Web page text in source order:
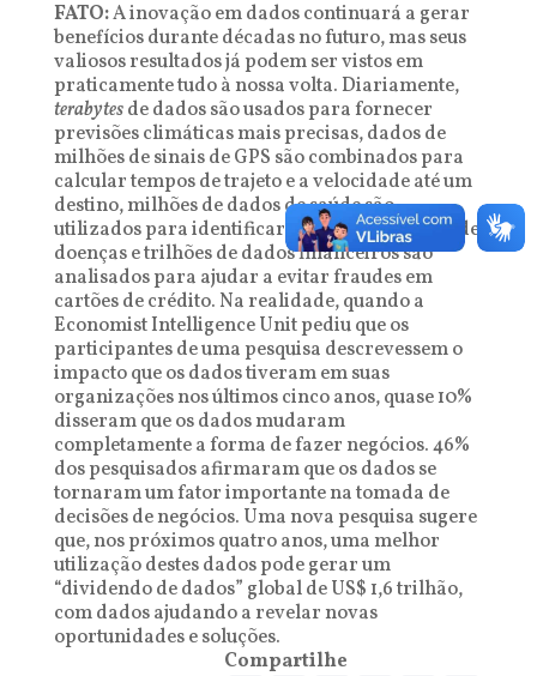
FATO:A inovação em dados continuará a gerar
benefícios durante décadas no futuro, mas seus
valiosos resultados já podem ser vistos em
praticamente tudo à nossa volta. Diariamente,
terabytesde dados são usados para fornecer
previsões climáticas mais precisas, dados de
milhões de sinais de GPS são combinados para
calcular tempos de trajeto e a velocidade até um
destino, milhões de dados de saúde são
utilizados para identificar as possíveis causas de
doenças e trilhões de dados financeiros são
analisados para ajudar a evitar fraudes em
cartões de crédito. Na realidade, quando a
Economist Intelligence Unit pediu que os
participantes de uma pesquisa descrevessem o
impacto que os dados tiveram em suas
organizações nos últimos cinco anos, quase 10%
disseram que os dados mudaram
completamente a forma de fazer negócios. 46%
dos pesquisados afirmaram que os dados se
tornaram um fator importante na tomada de
decisões de negócios. Uma nova pesquisa sugere
que, nos próximos quatro anos, uma melhor
utilização destes dados pode gerar um
“dividendo de dados” global de US$ 1,6 trilhão,
com dados ajudando a revelar novas
oportunidades e soluções.
Compartilhe